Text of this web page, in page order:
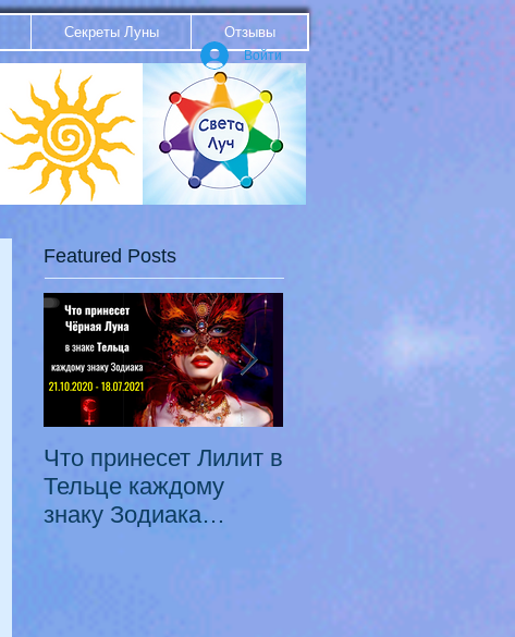
Секреты Луны Отзывы
Войти
Featured Posts
Что принесет Лилит в
Тельце каждому
знаку Зодиака